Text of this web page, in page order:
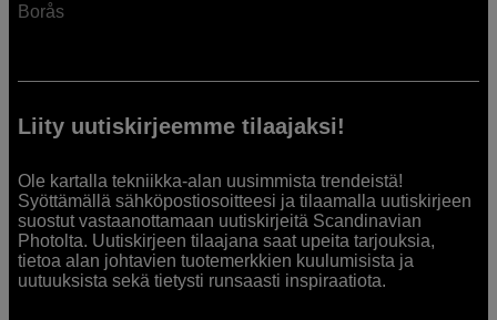
Borås
Liity uutiskirjeemme tilaajaksi!
Ole kartalla tekniikka-alan uusimmista trendeistä!
Syöttämällä sähköpostiosoitteesi ja tilaamalla uutiskirjeen
suostut vastaanottamaan uutiskirjeitä Scandinavian
Photolta. Uutiskirjeen tilaajana saat upeita tarjouksia,
tietoa alan johtavien tuotemerkkien kuulumisista ja
uutuuksista sekä tietysti runsaasti inspiraatiota.